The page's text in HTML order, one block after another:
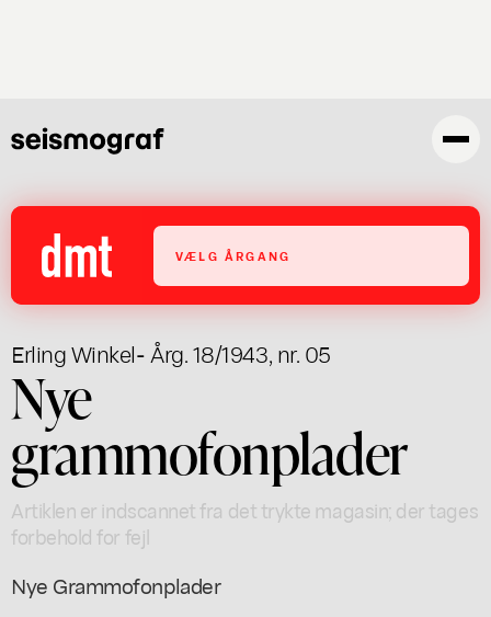
VÆLG ÅRGANG
Erling Winkel- Årg. 18/1943, nr. 05
Nye
grammofonplader
Artiklen er indscannet fra det trykte magasin; der tages
forbehold for fejl
Nye Grammofonplader